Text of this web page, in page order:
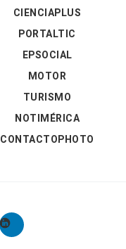
CIENCIAPLUS
PORTALTIC
EPSOCIAL
MOTOR
TURISMO
NOTIMÉRICA
CONTACTOPHOTO